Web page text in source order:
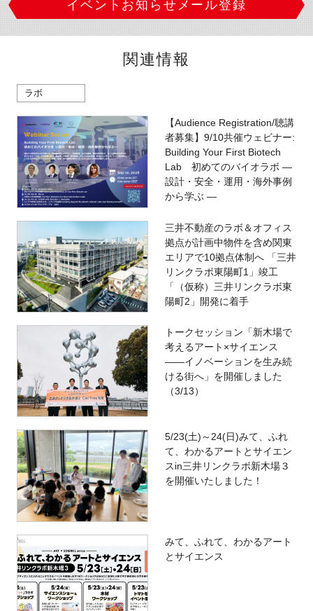
イベントお知らせメール登録
関連情報
ラボ
【Audience Registration/聴講
者募集】9/10共催ウェビナー:
Building Your First Biotech
Lab 初めてのバイオラボ ―
設計・安全・運用・海外事例
から学ぶ ―
三井不動産のラボ＆オフィス
拠点が計画中物件を含め関東
エリアで10拠点体制へ 「三井
リンクラボ東陽町1」竣工
「（仮称）三井リンクラボ東
陽町2」開発に着手
トークセッション「新木場で
考えるアート×サイエンス
――イノベーションを生み続
ける街へ」を開催しました
（3/13）
5/23(土)～24(日)みて、ふれ
て、わかるアートとサイエン
スin三井リンクラボ新木場３
を開催いたしました！
みて、ふれて、わかるアート
とサイエンス